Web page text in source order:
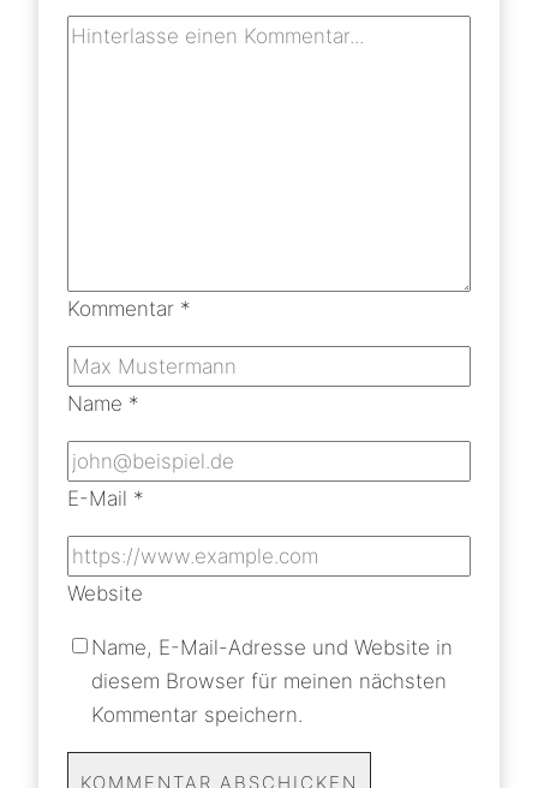
Kommentar *
Name *
E-Mail *
Website
Name, E-Mail-Adresse und Website in
diesem Browser für meinen nächsten
Kommentar speichern.